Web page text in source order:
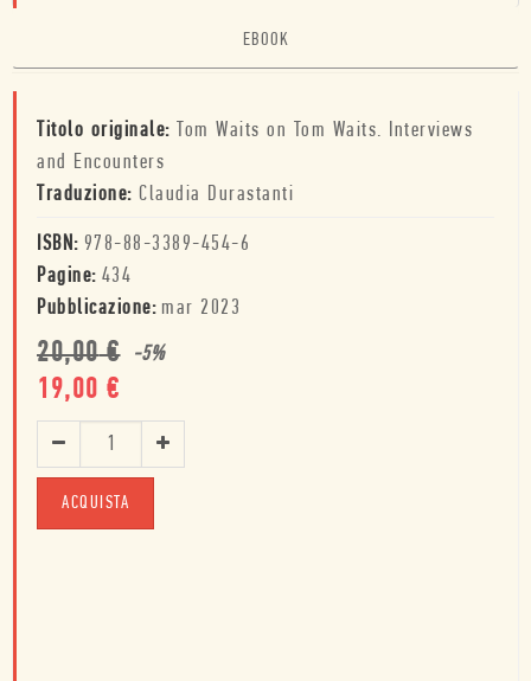
EBOOK
Titolo originale: Tom Waits on Tom Waits. Interviews
and Encounters
Traduzione: Claudia Durastanti
ISBN: 978-88-3389-454-6
Pagine: 434
Pubblicazione: mar 2023
20,00€ -5%
19,00 €
ACQUISTA